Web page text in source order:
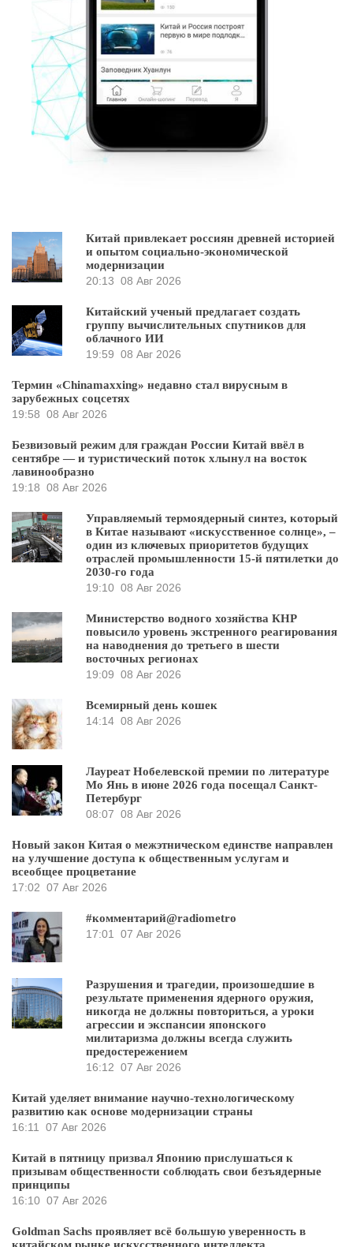
Китай привлекает россиян древней историей
и опытом социально-экономической
модернизации
20:13 08 Авг 2026
Китайский ученый предлагает создать
группу вычислительных спутников для
облачного ИИ
19:59 08 Авг 2026
Термин «Chinamaxxing» недавно стал вирусным в
зарубежных соцсетях
19:58 08 Авг 2026
Безвизовый режим для граждан России Китай ввёл в
сентябре — и туристический поток хлынул на восток
лавинообразно
19:18 08 Авг 2026
Управляемый термоядерный синтез, который
в Китае называют «искусственное солнце», –
один из ключевых приоритетов будущих
отраслей промышленности 15-й пятилетки до
2030-го года
19:10 08 Авг 2026
Министерство водного хозяйства КНР
повысило уровень экстренного реагирования
на наводнения до третьего в шести
восточных регионах
19:09 08 Авг 2026
Всемирный день кошек
14:14 08 Авг 2026
Лауреат Нобелевской премии по литературе
Мо Янь в июне 2026 года посещал Санкт-
Петербург
08:07 08 Авг 2026
Новый закон Китая о межэтническом единстве направлен
на улучшение доступа к общественным услугам и
всеобщее процветание
17:02 07 Авг 2026
#комментарий@radiometro
17:01
07 Авг 2026
Разрушения и трагедии, произошедшие в
результате применения ядерного оружия,
никогда не должны повториться, а уроки
агрессии и экспансии японского
милитаризма должны всегда служить
предостережением
16:12 07 Авг 2026
Китай уделяет внимание научно-технологическому
развитию как основе модернизации страны
16:11
07 Авг 2026
Китай в пятницу призвал Японию прислушаться к
призывам общественности соблюдать свои безъядерные
принципы
16:10 07 Авг 2026
Goldman Sachs проявляет всё большую уверенность в